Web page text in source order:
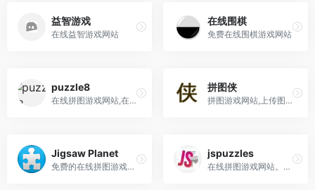
益智游戏
在线益智游戏网站
在线围棋
免费在线围棋游戏网站
puzzle8
在线拼图游戏网站,在线填字游戏,在线找茬游戏,在线七巧板游戏,在线数独游戏,在线迷宫游戏
拼图侠
拼图游戏网站,上传图片在线生成拼图
Jigsaw Planet
免费的在线拼图游戏平台，数百万免费拼图游戏
jspuzzles
在线拼图游戏网站。线上拼图游戏